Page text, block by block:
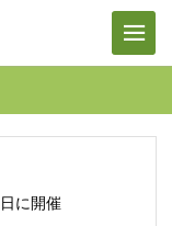
に開催